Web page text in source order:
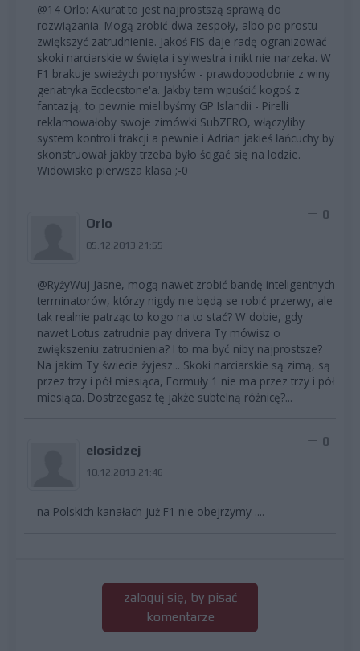
@14 Orlo: Akurat to jest najprostszą sprawą do
rozwiązania. Mogą zrobić dwa zespoły, albo po prostu
zwiększyć zatrudnienie. Jakoś FIS daje radę ogranizować
skoki narciarskie w święta i sylwestra i nikt nie narzeka. W
F1 brakuje swieżych pomysłów - prawdopodobnie z winy
geriatryka Ecclecstone'a. Jakby tam wpuścić kogoś z
fantazją, to pewnie mielibyśmy GP Islandii - Pirelli
reklamowałoby swoje zimówki SubZERO, włączyliby
system kontroli trakcji a pewnie i Adrian jakieś łańcuchy by
skonstruował jakby trzeba było ścigać się na lodzie.
Widowisko pierwsza klasa ;-0
Orlo
05.12.2013 21:55
0
@RyżyWuj Jasne, mogą nawet zrobić bandę inteligentnych
terminatorów, którzy nigdy nie będą se robić przerwy, ale
tak realnie patrząc to kogo na to stać? W dobie, gdy
nawet Lotus zatrudnia pay drivera Ty mówisz o
zwiększeniu zatrudnienia? I to ma być niby najprostsze?
Na jakim Ty świecie żyjesz... Skoki narciarskie są zimą, są
przez trzy i pół miesiąca, Formuły 1 nie ma przez trzy i pół
miesiąca. Dostrzegasz tę jakże subtelną różnicę?...
elosidzej
10.12.2013 21:46
0
na Polskich kanałach już F1 nie obejrzymy ....
zaloguj się, by pisać
komentarze